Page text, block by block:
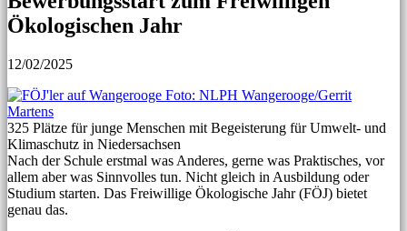
Ökologischen Jahr
12/02/2025
325 Plätze für junge Menschen mit Begeisterung für Umwelt- und
Klimaschutz in Niedersachsen
Nach der Schule erstmal was Anderes, gerne was Praktisches, vor
allem aber was Sinnvolles tun. Nicht gleich in Ausbildung oder
Studium starten. Das Freiwillige Ökologische Jahr (FÖJ) bietet
genau das.